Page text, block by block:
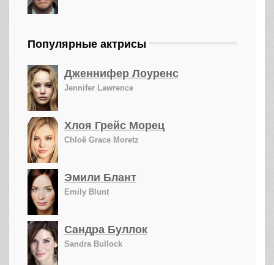
Популярные актрисы
Дженнифер Лоуренс
Jennifer Lawrence
Хлоя Грейс Морец
Chloë Grace Moretz
Эмили Блант
Emily Blunt
Сандра Буллок
Sandra Bullock